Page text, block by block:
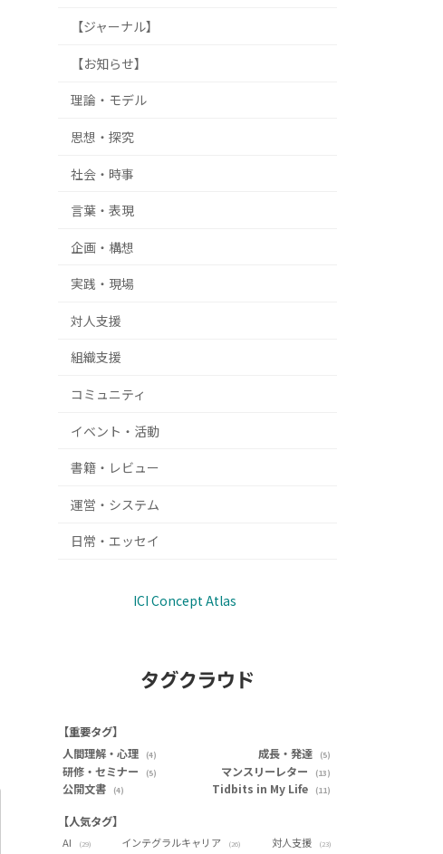
【ジャーナル】
【お知らせ】
理論・モデル
思想・探究
社会・時事
言葉・表現
企画・構想
実践・現場
対人支援
組織支援
コミュニティ
イベント・活動
書籍・レビュー
運営・システム
日常・エッセイ
ICI Concept Atlas
タグクラウド
【重要タグ】
人間理解・心理
(4) 成長・発達 (5)
研修・セミナー (5) マンスリーレター (13)
公開文書 (4) Tidbits in My Life (11)
【人気タグ】
AI (29) インテグラルキャリア (26) 対人支援 (23)